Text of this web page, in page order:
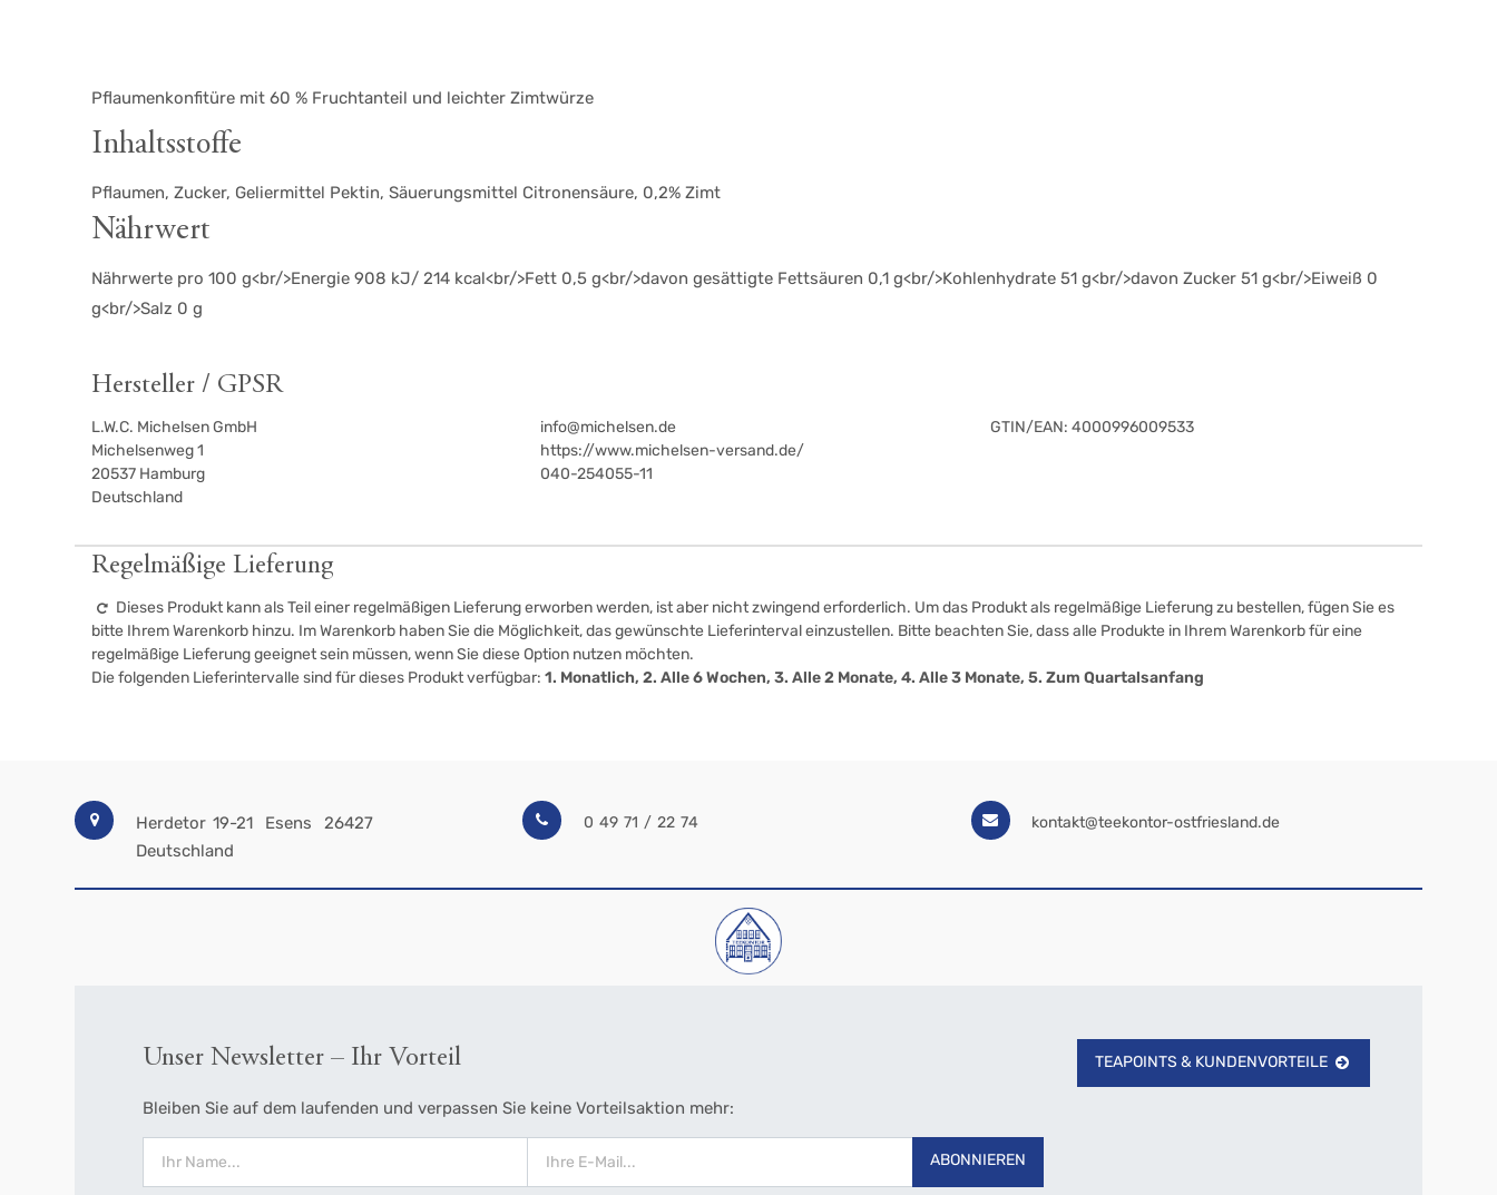
Pflaumenkonfitüre mit 60 % Fruchtanteil und leichter Zimtwürze
Inhaltsstoffe
Pflaumen, Zucker, Geliermittel Pektin, Säuerungsmittel Citronensäure, 0,2% Zimt
Nährwert
Nährwerte pro 100 g<br/>Energie 908 kJ/ 214 kcal<br/>Fett 0,5 g<br/>davon gesättigte Fettsäuren 0,1 g<br/>Kohlenhydrate 51 g<br/>davon Zucker 51 g<br/>Eiweiß 0
g<br/>Salz 0 g
Hersteller / GPSR
L.W.C. Michelsen GmbH
Michelsenweg 1
20537 Hamburg
Deutschland
info@michelsen.de
https://www.michelsen-versand.de/
040-254055-11
GTIN/EAN: 4000996009533
Regelmäßige Lieferung
Dieses Produkt kann als Teil einer regelmäßigen Lieferung erworben werden, ist aber nicht zwingend erforderlich. Um das Produkt als regelmäßige Lieferung zu bestellen, fügen Sie es
bitte Ihrem Warenkorb hinzu. Im Warenkorb haben Sie die Möglichkeit, das gewünschte Lieferinterval einzustellen. Bitte beachten Sie, dass alle Produkte in Ihrem Warenkorb für eine
regelmäßige Lieferung geeignet sein müssen, wenn Sie diese Option nutzen möchten.
Die folgenden Lieferintervalle sind für dieses Produkt verfügbar:1. Monatlich, 2. Alle 6 Wochen, 3. Alle 2 Monate, 4. Alle 3 Monate, 5. Zum Quartalsanfang
Herdetor 19-21 Esens
26427
Deutschland
0 49 71 / 22 74 kontakt@teekontor-ostfriesland.de
Unser Newsletter – Ihr Vorteil
Bleiben Sie auf dem laufenden und verpassen Sie keine Vorteilsaktion mehr:
ABONNIEREN
TEAPOINTS & KUNDENVORTEILE